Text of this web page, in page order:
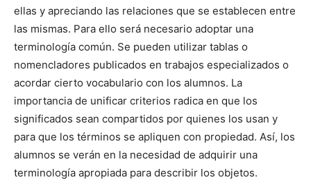
ellas y apreciando las relaciones que se establecen entre
las mismas. Para ello será necesario adoptar una
terminología común. Se pueden utilizar tablas o
nomencladores publicados en trabajos especializados o
acordar cierto vocabulario con los alumnos. La
importancia de unificar criterios radica en que los
significados sean compartidos por quienes los usan y
para que los términos se apliquen con propiedad. Así, los
alumnos se verán en la necesidad de adquirir una
terminología apropiada para describir los objetos.